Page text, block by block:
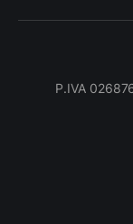
P.IVA